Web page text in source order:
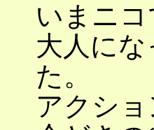
いまニ
大人に
た。
アクシ